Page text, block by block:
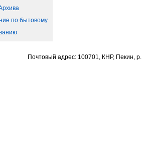
по бытовому
Почтовый адрес: 100701, КНР, Пекин,